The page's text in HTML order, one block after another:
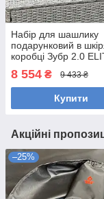
Набір для шашлику
подарунковий в
коробці Зубр 2.0
8 554 ₴ 9 433 ₴
Купити
Акційні
–25%